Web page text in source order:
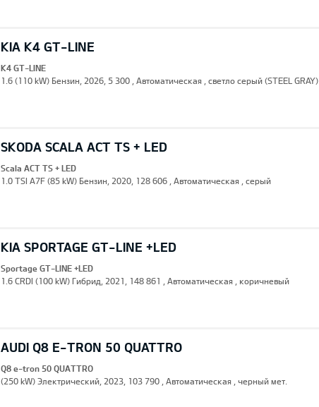
KIA K4 GT-LINE
K4 GT-LINE
1.6 (110 kW) Бензин, 2026, 5 300 , Автоматическая , светло серый (STEEL GRAY)
SKODA SCALA ACT TS + LED
Scala ACT TS + LED
1.0 TSI A7F (85 kW) Бензин, 2020, 128 606 , Автоматическая , серый
KIA SPORTAGE GT-LINE +LED
Sportage GT-LINE +LED
1.6 CRDI (100 kW) Гибрид, 2021, 148 861 , Автоматическая , коричневый
AUDI Q8 E-TRON 50 QUATTRO
Q8 e-tron 50 QUATTRO
(250 kW) Электрический, 2023, 103 790 , Автоматическая , черный мет.